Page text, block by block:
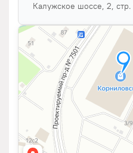
Калужское шоссе, 2, стр.